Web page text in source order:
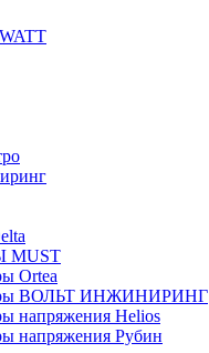
Ortea
ВОЛЬТ ИНЖИНИРИНГ
напряжения Helios
напряжения Рубин